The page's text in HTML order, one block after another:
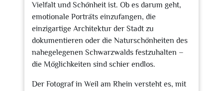
Vielfalt und Schönheit ist. Ob es darum geht,
emotionale Porträts einzufangen, die
einzigartige Architektur der Stadt zu
dokumentieren oder die Naturschönheiten des
nahegelegenen Schwarzwalds festzuhalten –
die Möglichkeiten sind schier endlos.
Der Fotograf in Weil am Rhein versteht es, mit